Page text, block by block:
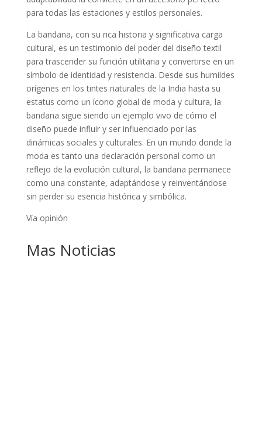
para todas las estaciones y estilos personales.
La bandana, con su rica historia y significativa carga
cultural, es un testimonio del poder del diseño textil
para trascender su función utilitaria y convertirse en un
símbolo de identidad y resistencia. Desde sus humildes
orígenes en los tintes naturales de la India hasta su
estatus como un ícono global de moda y cultura, la
bandana sigue siendo un ejemplo vivo de cómo el
diseño puede influir y ser influenciado por las
dinámicas sociales y culturales. En un mundo donde la
moda es tanto una declaración personal como un
reflejo de la evolución cultural, la bandana permanece
como una constante, adaptándose y reinventándose
sin perder su esencia histórica y simbólica.
Vía opinión
Mas Noticias